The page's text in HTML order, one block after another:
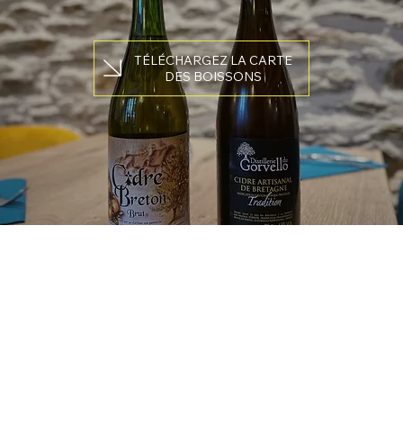
TÉLÉCHARGEZ LA CARTE
DES BOISSONS